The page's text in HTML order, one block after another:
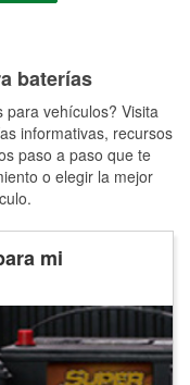
baterías
vehículos? Visita
informativas, recursos
paso a paso que te
o elegir la mejor
mi